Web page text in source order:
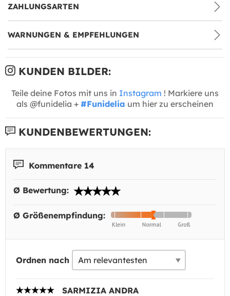
ZAHLUNGSARTEN
WARNUNGEN & EMPFEHLUNGEN
KUNDEN BILDER:
Teile deine Fotos mit uns in Instagram ! Markiere uns
als @funidelia + #Funidelia um hier zu erscheinen
KUNDENBEWERTUNGEN:
Kommentare 14
Ø Bewertung:
Ø Größenempfindung:
Ordnen nach
SARMIZIA ANDRA